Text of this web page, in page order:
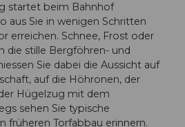
startet beim Bahnhof
aus Sie in wenigen Schritten
erreichen. Schnee, Frost oder
die stille Bergföhren- und
Sie dabei die Aussicht auf
auf die Höhronen, der
Hügelzug mit dem
sehen Sie typische
früheren Torfabbau erinnern.